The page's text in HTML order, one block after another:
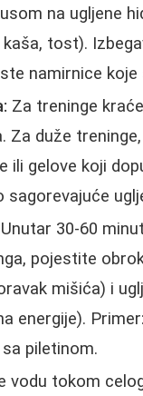
na ugljene
kaša, tost).
namirnice
Za treninge
Za duže
ili gelove koji
Unutar 30-60
pojestite
mišića) i
energije).
piletinom.
vodu tokom